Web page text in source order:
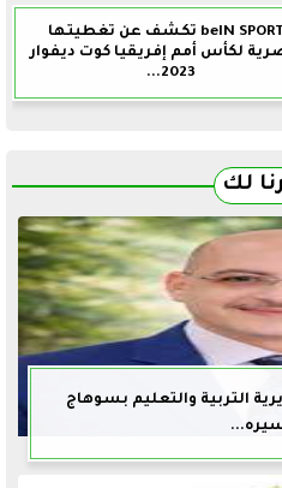
beIN SPORTS تكشف عن تغطيتها
لكأس أمم إفريقيا كوت ديفوار
2023...
لك
التربية والتعليم بسوهاج